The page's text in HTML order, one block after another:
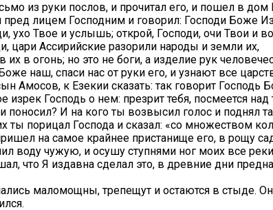
из руки послов, и прочитал его, и пошел в
пред лицем Господним и говорил: Господи Боже
ухо Твое и услышь; открой, Господи, очи Твои и
цари Ассирийские разорили народы и земли их,
их в огонь; но это не боги, а изделие рук
наш, спаси нас от руки его, и узнают все
Амосов, к Езекии сказать: так говорит
изрек Господь о нем: презрит тебя, посмеется
поносил? И на кого ты возвысил голос и поднял
ты порицал Господа и сказал: «со множеством
на самое крайнее пристанище его, в рощу
воду чужую, и осушу ступнями ног моих все реки
что Я издавна сделал это, в древние дни
маломощны, трепещут и остаются в стыде.